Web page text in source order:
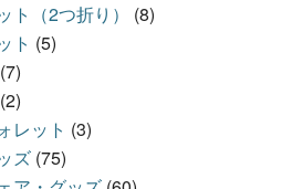
ト（2つ折り）
(8)
ト (5)
(7)
(2)
レット (3)
ズ (75)